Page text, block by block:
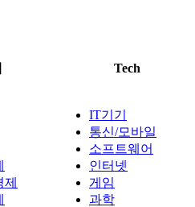
Tech
IT기기
통신/모바일
소프트웨어
인터넷
게임
과학